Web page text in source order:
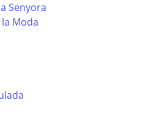
Senyora
Moda